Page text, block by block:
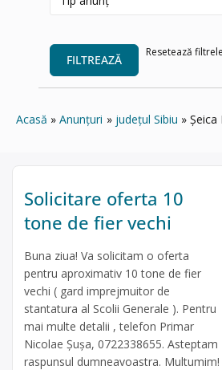
FILTREAZĂ
Resetează filtrele
Acasă Anunțuri județul Sibiu Șeica
Solicitare oferta 10
tone de fier vechi
Buna ziua! Va solicitam o oferta
pentru aproximativ 10 tone de fier
vechi ( gard imprejmuitor de
stantatura al Scolii Generale ). Pentru
mai multe detalii , telefon Primar
Nicolae Șușa, 0722338655. Asteptam
raspunsul dumneavoastra. Multumim!